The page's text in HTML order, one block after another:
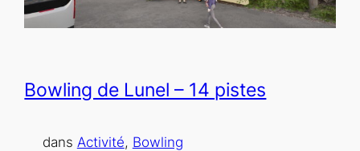
Bowling de Lunel – 14 pistes
dans Activité, Bowling